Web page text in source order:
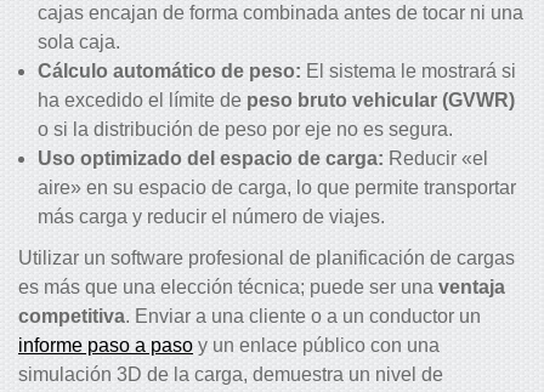
cajas encajan de forma combinada antes de tocar ni una
sola caja.
Cálculo automático de peso: El sistema le mostrará si
ha excedido el límite de peso bruto vehicular (GVWR)
o si la distribución de peso por eje no es segura.
Uso optimizado del espacio de carga: Reducir «el
aire» en su espacio de carga, lo que permite transportar
más carga y reducir el número de viajes.
Utilizar un software profesional de planificación de cargas
es más que una elección técnica; puede ser una ventaja
competitiva. Enviar a una cliente o a un conductor un
informe paso a paso y un enlace público con una
simulación 3D de la carga, demuestra un nivel de